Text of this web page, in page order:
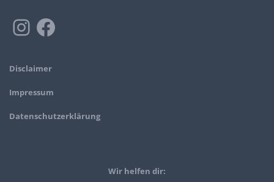
Disclaimer
Impressum
Datenschutzerklärung
Wir helfen dir: